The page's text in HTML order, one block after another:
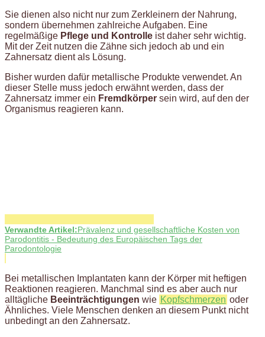
Sie dienen also nicht nur zum Zerkleinern der Nahrung,
sondern übernehmen zahlreiche Aufgaben. Eine
regelmäßige Pflege und Kontrolle ist daher sehr wichtig.
Mit der Zeit nutzen die Zähne sich jedoch ab und ein
Zahnersatz dient als Lösung.
Bisher wurden dafür metallische Produkte verwendet. An
dieser Stelle muss jedoch erwähnt werden, dass der
Zahnersatz immer ein Fremdkörper sein wird, auf den der
Organismus reagieren kann.
Verwandte Artikel:Prävalenz und gesellschaftliche Kosten von
Parodontitis - Bedeutung des Europäischen Tags der
Parodontologie
Bei metallischen Implantaten kann der Körper mit heftigen
Reaktionen reagieren. Manchmal sind es aber auch nur
alltägliche Beeinträchtigungen wie Kopfschmerzen oder
Ähnliches. Viele Menschen denken an diesem Punkt nicht
unbedingt an den Zahnersatz.